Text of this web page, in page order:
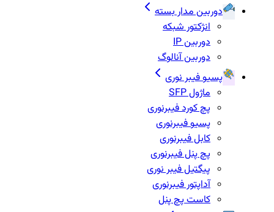
دوربین مدار بسته
انژکتور شبکه
دوربین IP
دوربین آنالوگ
پسیو فیبر نوری
ماژول SFP
پچ کورد فیبرنوری
پسیو فیبرنوری
کابل فیبرنوری
پچ پنل فیبرنوری
پیگتیل فیبر نوری
آداپتور فیبرنوری
کاست پچ پنل